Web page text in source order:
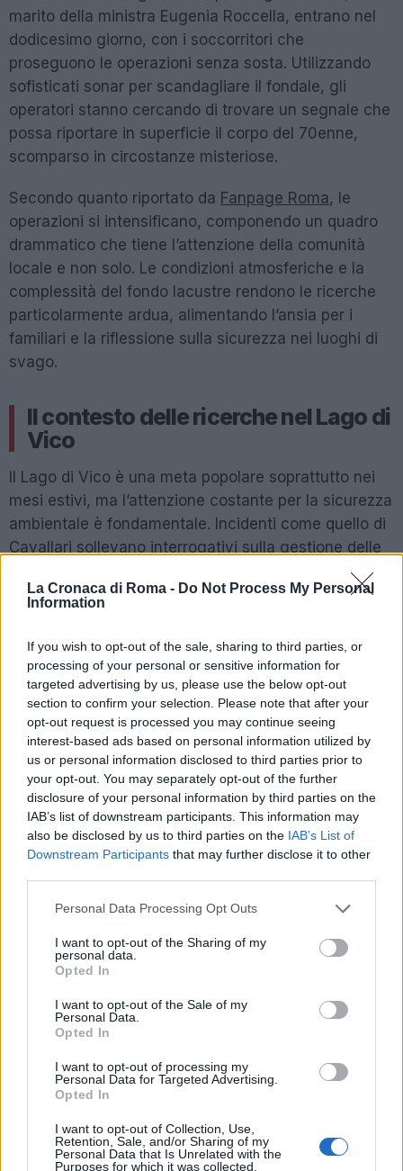
La Cronaca di Roma - Do Not Process My Personal
Information
If you wish to opt-out of the sale, sharing to third parties, or
processing of your personal or sensitive information for
targeted advertising by us, please use the below opt-out
section to confirm your selection. Please note that after your
opt-out request is processed you may continue seeing
interest-based ads based on personal information utilized by
us or personal information disclosed to third parties prior to
your opt-out. You may separately opt-out of the further
disclosure of your personal information by third parties on the
IAB’s list of downstream participants. This information may
also be disclosed by us to third parties on the IAB’s List of
Downstream Participants that may further disclose it to other
Please note that this website/app uses one or more Google
not limited to your visit or usage behaviour. You may click to
grant or deny consent to Google and its third-party tags to
use your data for below specified purposes in below Google
consent section.
Personal Data Processing Opt Outs
I want to opt-out of the Sharing of my
personal data.
Opted In
I want to opt-out of the Sale of my
Personal Data.
Opted In
I want to opt-out of processing my
Personal Data for Targeted Advertising.
Opted In
I want to opt-out of Collection, Use,
Retention, Sale, and/or Sharing of my
Personal Data that Is Unrelated with the
Purposes for which it was collected.
marito della ministra Eugenia Roccella, entrano nel
dodicesimo giorno, con i soccorritori che
proseguono le operazioni senza sosta. Utilizzando
sofisticati sonar per scandagliare il fondale, gli
operatori stanno cercando di trovare un segnale che
possa riportare in superficie il corpo del 70enne,
scomparso in circostanze misteriose.
Secondo quanto riportato da Fanpage Roma, le
operazioni si intensificano, componendo un quadro
drammatico che tiene l’attenzione della comunità
locale e non solo. Le condizioni atmosferiche e la
complessità del fondo lacustre rendono le ricerche
particolarmente ardua, alimentando l’ansia per i
familiari e la riflessione sulla sicurezza nei luoghi di
svago.
Il contesto delle ricerche nel Lago di
Vico
Il Lago di Vico è una meta popolare soprattutto nei
mesi estivi, ma l’attenzione costante per la sicurezza
ambientale è fondamentale. Incidenti come quello di
Cavallari sollevano interrogativi sulla gestione delle
territorio. Queste questioni si intersecano con il tema
tragici come questo portano spesso a riconsiderare
le normative e i controlli necessari per salvaguardare
non solo la vita umana, ma anche l’integrità
ambientale.
POTREBBE INTERESSARTI
Scomparsa di Cavallari: il Lago di
Vico e la gestione della sicurezza
pubblica
la scomparsa di Luigi Cavallari
3 settimane fa
La scomparsa di Luigi Cavallari, in particolare,
comporta una riflessione collettiva sulla vulnerabilità
un approccio più rigoroso nella prevenzione di
incidenti e situazioni di emergenza. Mentre i
unisce nel supporto alla famiglia Cavallari, sperando
in un esito positivo, ma consapevole della durezza